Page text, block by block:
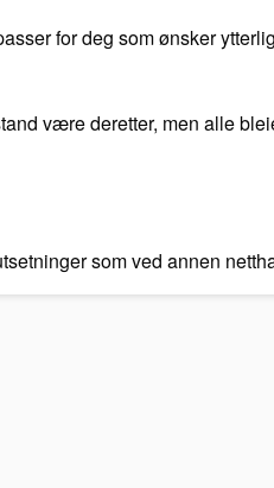
for deg som ønsker
være deretter, men alle
som ved annen